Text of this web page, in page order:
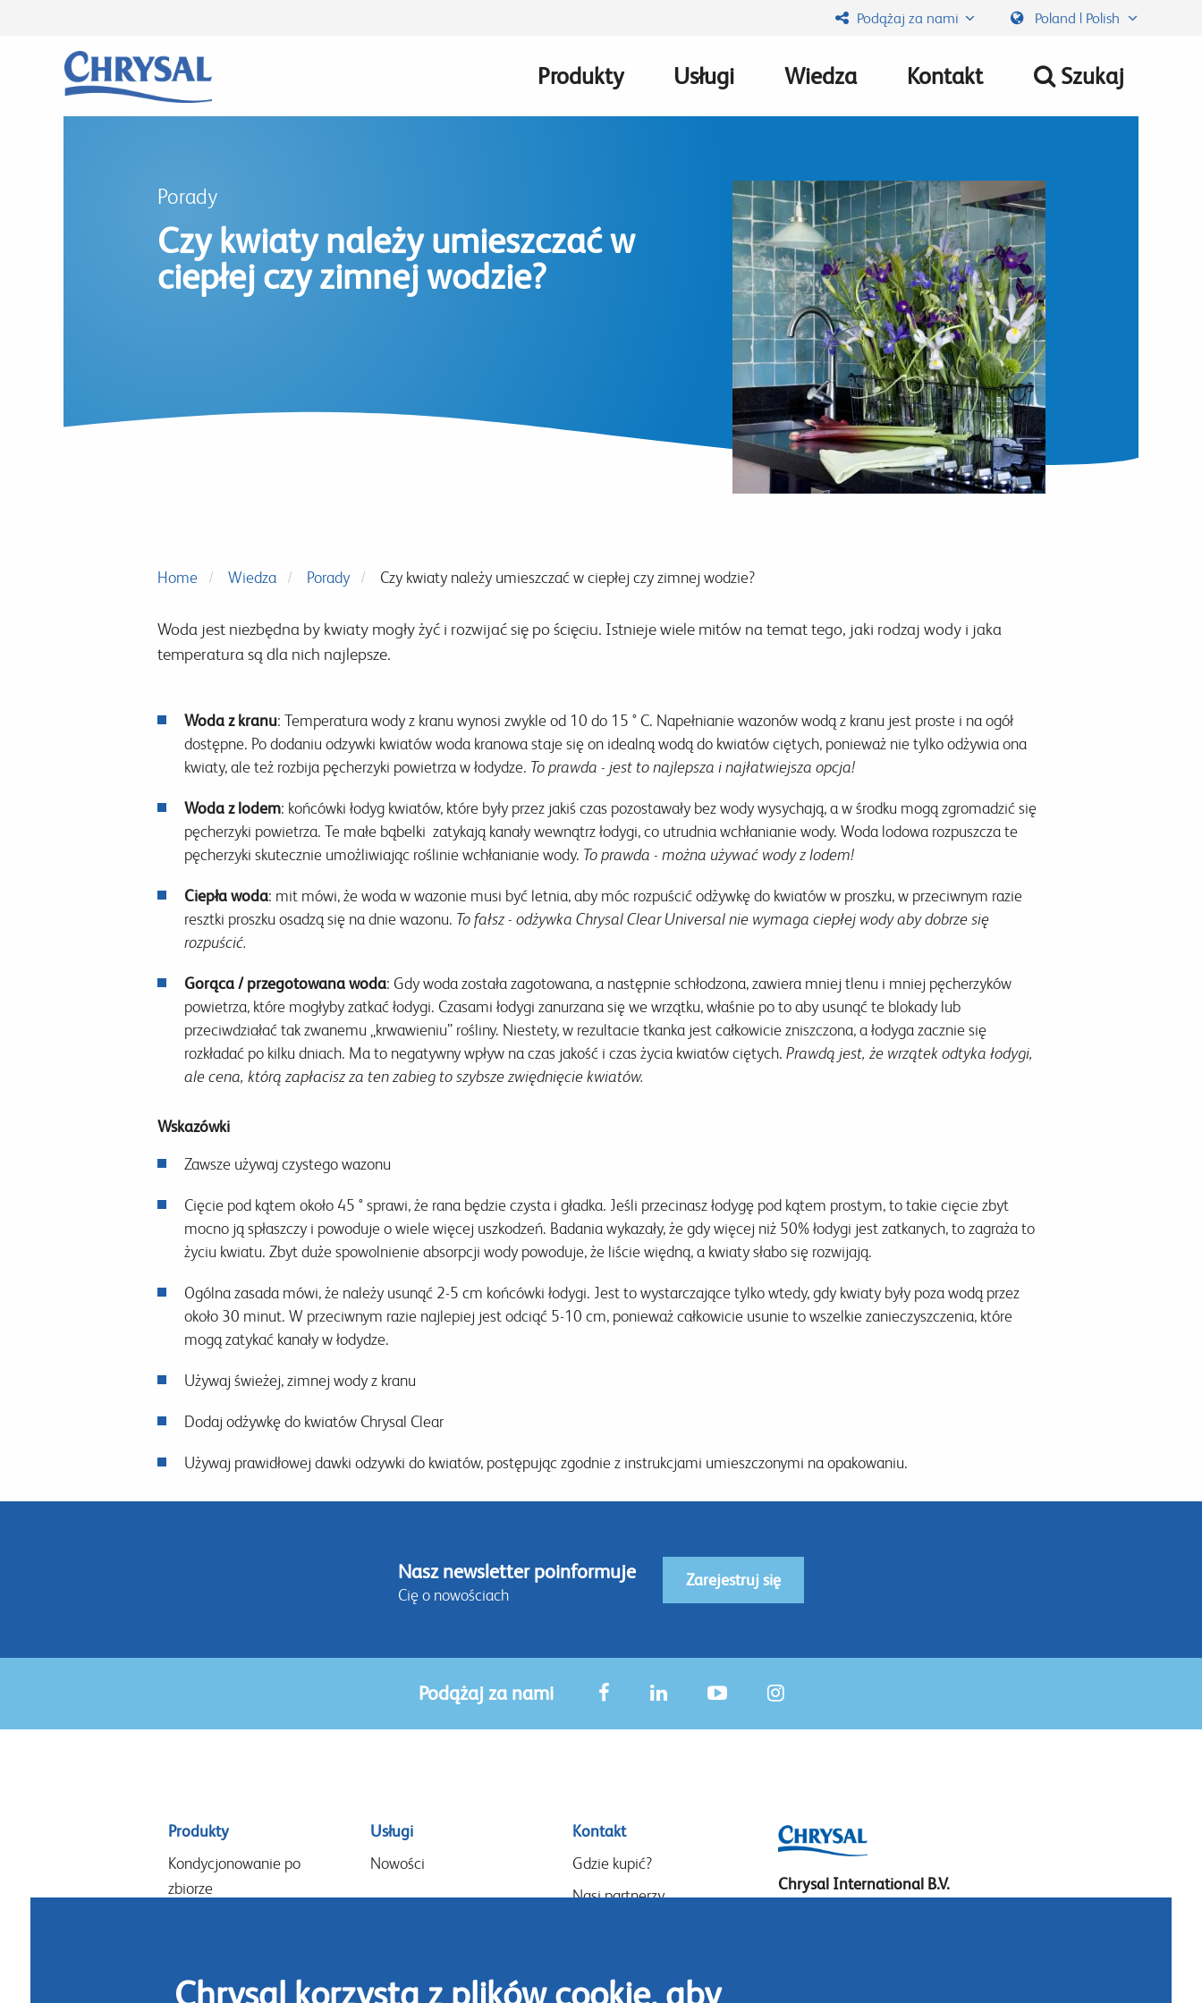
Podążaj za nami Poland | Polish
Main
Produkty Usługi Wiedza Kontakt Szukaj
Porady
Czy kwiaty należy umieszczać w
ciepłej czy zimnej wodzie?
Home Wiedza Porady Czy kwiaty należy umieszczać w ciepłej czy zimnej wodzie?
Woda jest niezbędna by kwiaty mogły żyć i rozwijać się po ścięciu. Istnieje wiele mitów na temat tego, jaki rodzaj wody i jaka
temperatura są dla nich najlepsze.
Woda z kranu: Temperatura wody z kranu wynosi zwykle od 10 do 15 ° C. Napełnianie wazonów wodą z kranu jest proste i na ogół
dostępne. Po dodaniu odzywki kwiatów woda kranowa staje się on idealną wodą do kwiatów ciętych, ponieważ nie tylko odżywia ona
kwiaty, ale też rozbija pęcherzyki powietrza w łodydze. To prawda - jest to najlepsza i najłatwiejsza opcja!
Woda z lodem: końcówki łodyg kwiatów, które były przez jakiś czas pozostawały bez wody wysychają, a w środku mogą zgromadzić się
pęcherzyki powietrza. Te małe bąbelki zatykają kanały wewnątrz łodygi, co utrudnia wchłanianie wody. Woda lodowa rozpuszcza te
pęcherzyki skutecznie umożliwiając roślinie wchłanianie wody. To prawda - można używać wody z lodem!
Ciepła woda: mit mówi, że woda w wazonie musi być letnia, aby móc rozpuścić odżywkę do kwiatów w proszku, w przeciwnym razie
resztki proszku osadzą się na dnie wazonu. To fałsz - odżywka Chrysal Clear Universal nie wymaga ciepłej wody aby dobrze się
rozpuścić.
Gorąca / przegotowana woda: Gdy woda została zagotowana, a następnie schłodzona, zawiera mniej tlenu i mniej pęcherzyków
powietrza, które mogłyby zatkać łodygi. Czasami łodygi zanurzana się we wrzątku, właśnie po to aby usunąć te blokady lub
przeciwdziałać tak zwanemu „krwawieniu” rośliny. Niestety, w rezultacie tkanka jest całkowicie zniszczona, a łodyga zacznie się
rozkładać po kilku dniach. Ma to negatywny wpływ na czas jakość i czas życia kwiatów ciętych. Prawdą jest, że wrzątek odtyka łodygi,
ale cena, którą zapłacisz za ten zabieg to szybsze zwiędnięcie kwiatów.
Wskazówki
Zawsze używaj czystego wazonu
Cięcie pod kątem około 45 ° sprawi, że rana będzie czysta i gładka. Jeśli przecinasz łodygę pod kątem prostym, to takie cięcie zbyt
mocno ją spłaszczy i powoduje o wiele więcej uszkodzeń. Badania wykazały, że gdy więcej niż 50% łodygi jest zatkanych, to zagraża to
życiu kwiatu. Zbyt duże spowolnienie absorpcji wody powoduje, że liście więdną, a kwiaty słabo się rozwijają.
Ogólna zasada mówi, że należy usunąć 2-5 cm końcówki łodygi. Jest to wystarczające tylko wtedy, gdy kwiaty były poza wodą przez
około 30 minut. W przeciwnym razie najlepiej jest odciąć 5-10 cm, ponieważ całkowicie usunie to wszelkie zanieczyszczenia, które
mogą zatykać kanały w łodydze.
Używaj świeżej, zimnej wody z kranu
Dodaj odżywkę do kwiatów Chrysal Clear
Używaj prawidłowej dawki odzywki do kwiatów, postępując zgodnie z instrukcjami umieszczonymi na opakowaniu.
Nasz newsletter poinformuje
Cię o nowościach
Zarejestruj się
Podążaj za nami
Sitemap
menu
Produkty
Kondycjonowanie po
zbiorze
Kompozycje i aranżacje
Usługi
Nowości
Kontakt
Gdzie kupić?
Nasi partnerzy
Chrysal International B.V.
Chrysal korzysta z plików cookie, aby